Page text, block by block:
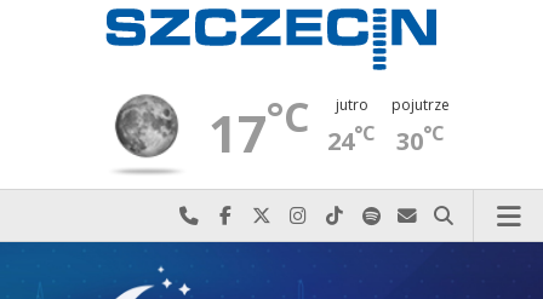
17°C jutro
24°C
pojutrze
30°C
Najlepiej po prostu do nas zadzwoń
Odwiedź nas na Facebook-u
Odwiedź nas na X
Odwiedź nas na Instagram-ie
Odwiedź nas na TikTok-u
Szukaj nas na Spotify
Wyślij do nas
Szukaj